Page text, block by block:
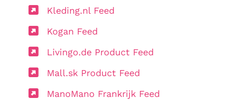
Kleding.nl Feed
Kogan Feed
Livingo.de Product Feed
Mall.sk Product Feed
ManoMano Frankrijk Feed